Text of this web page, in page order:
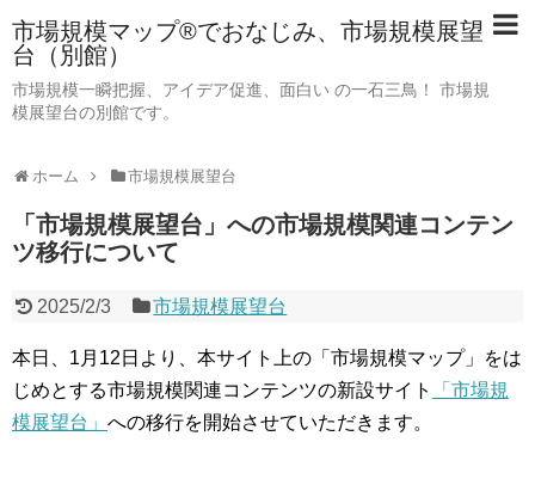
市場規模マップ®でおなじみ、市場規模展望
台（別館）
市場規模一瞬把握、アイデア促進、面白い の一石三鳥！ 市場規
模展望台の別館です。
ホーム 市場規模展望台
「市場規模展望台」への市場規模関連コンテン
ツ移行について
2025/2/3 市場規模展望台
本日、1月12日より、本サイト上の「市場規模マップ」をは
じめとする市場規模関連コンテンツの新設サイト
「市場規
模展望台」 への移行を開始させていただきます。